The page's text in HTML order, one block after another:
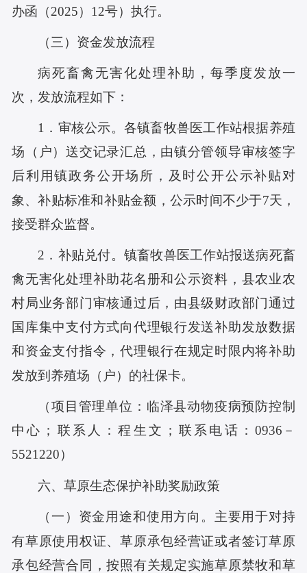
办函（2025）12号）执行。
（三）资金发放流程
病死畜禽无害化处理补助，每季度发放一
次，发放流程如下：
1．审核公示。各镇畜牧兽医工作站根据养殖
场（户）送交记录汇总，由镇分管领导审核签字
后利用镇政务公开场所，及时公开公示补贴对
象、补贴标准和补贴金额，公示时间不少于7天，
接受群众监督。
2．补贴兑付。镇畜牧兽医工作站报送病死畜
禽无害化处理补助花名册和公示资料，县农业农
村局业务部门审核通过后，由县级财政部门通过
国库集中支付方式向代理银行发送补助发放数据
和资金支付指令，代理银行在规定时限内将补助
发放到养殖场（户）的社保卡。
（项目管理单位：临泽县动物疫病预防控制
中心；联系人：程生文；联系电话：0936－
5521220）
六、草原生态保护补助奖励政策
（一）资金用途和使用方向。主要用于对持
有草原使用权证、草原承包经营证或者签订草原
承包经营合同，按照有关规定实施草原禁牧和草